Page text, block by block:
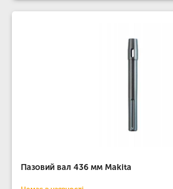
Пазовий вал 436 мм Makita